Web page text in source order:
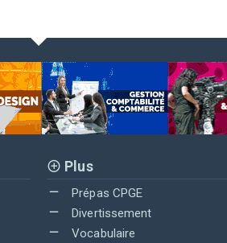
Plus
Prépas CPGE
Divertissement
Vocabulaire